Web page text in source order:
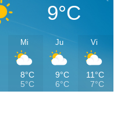
9°C
Mi
8°C
5°C
Ju
9°C
6°C
Vi
11°C
7°C